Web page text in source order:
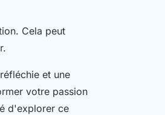
Cela peut
et une
votre passion
d'explorer ce